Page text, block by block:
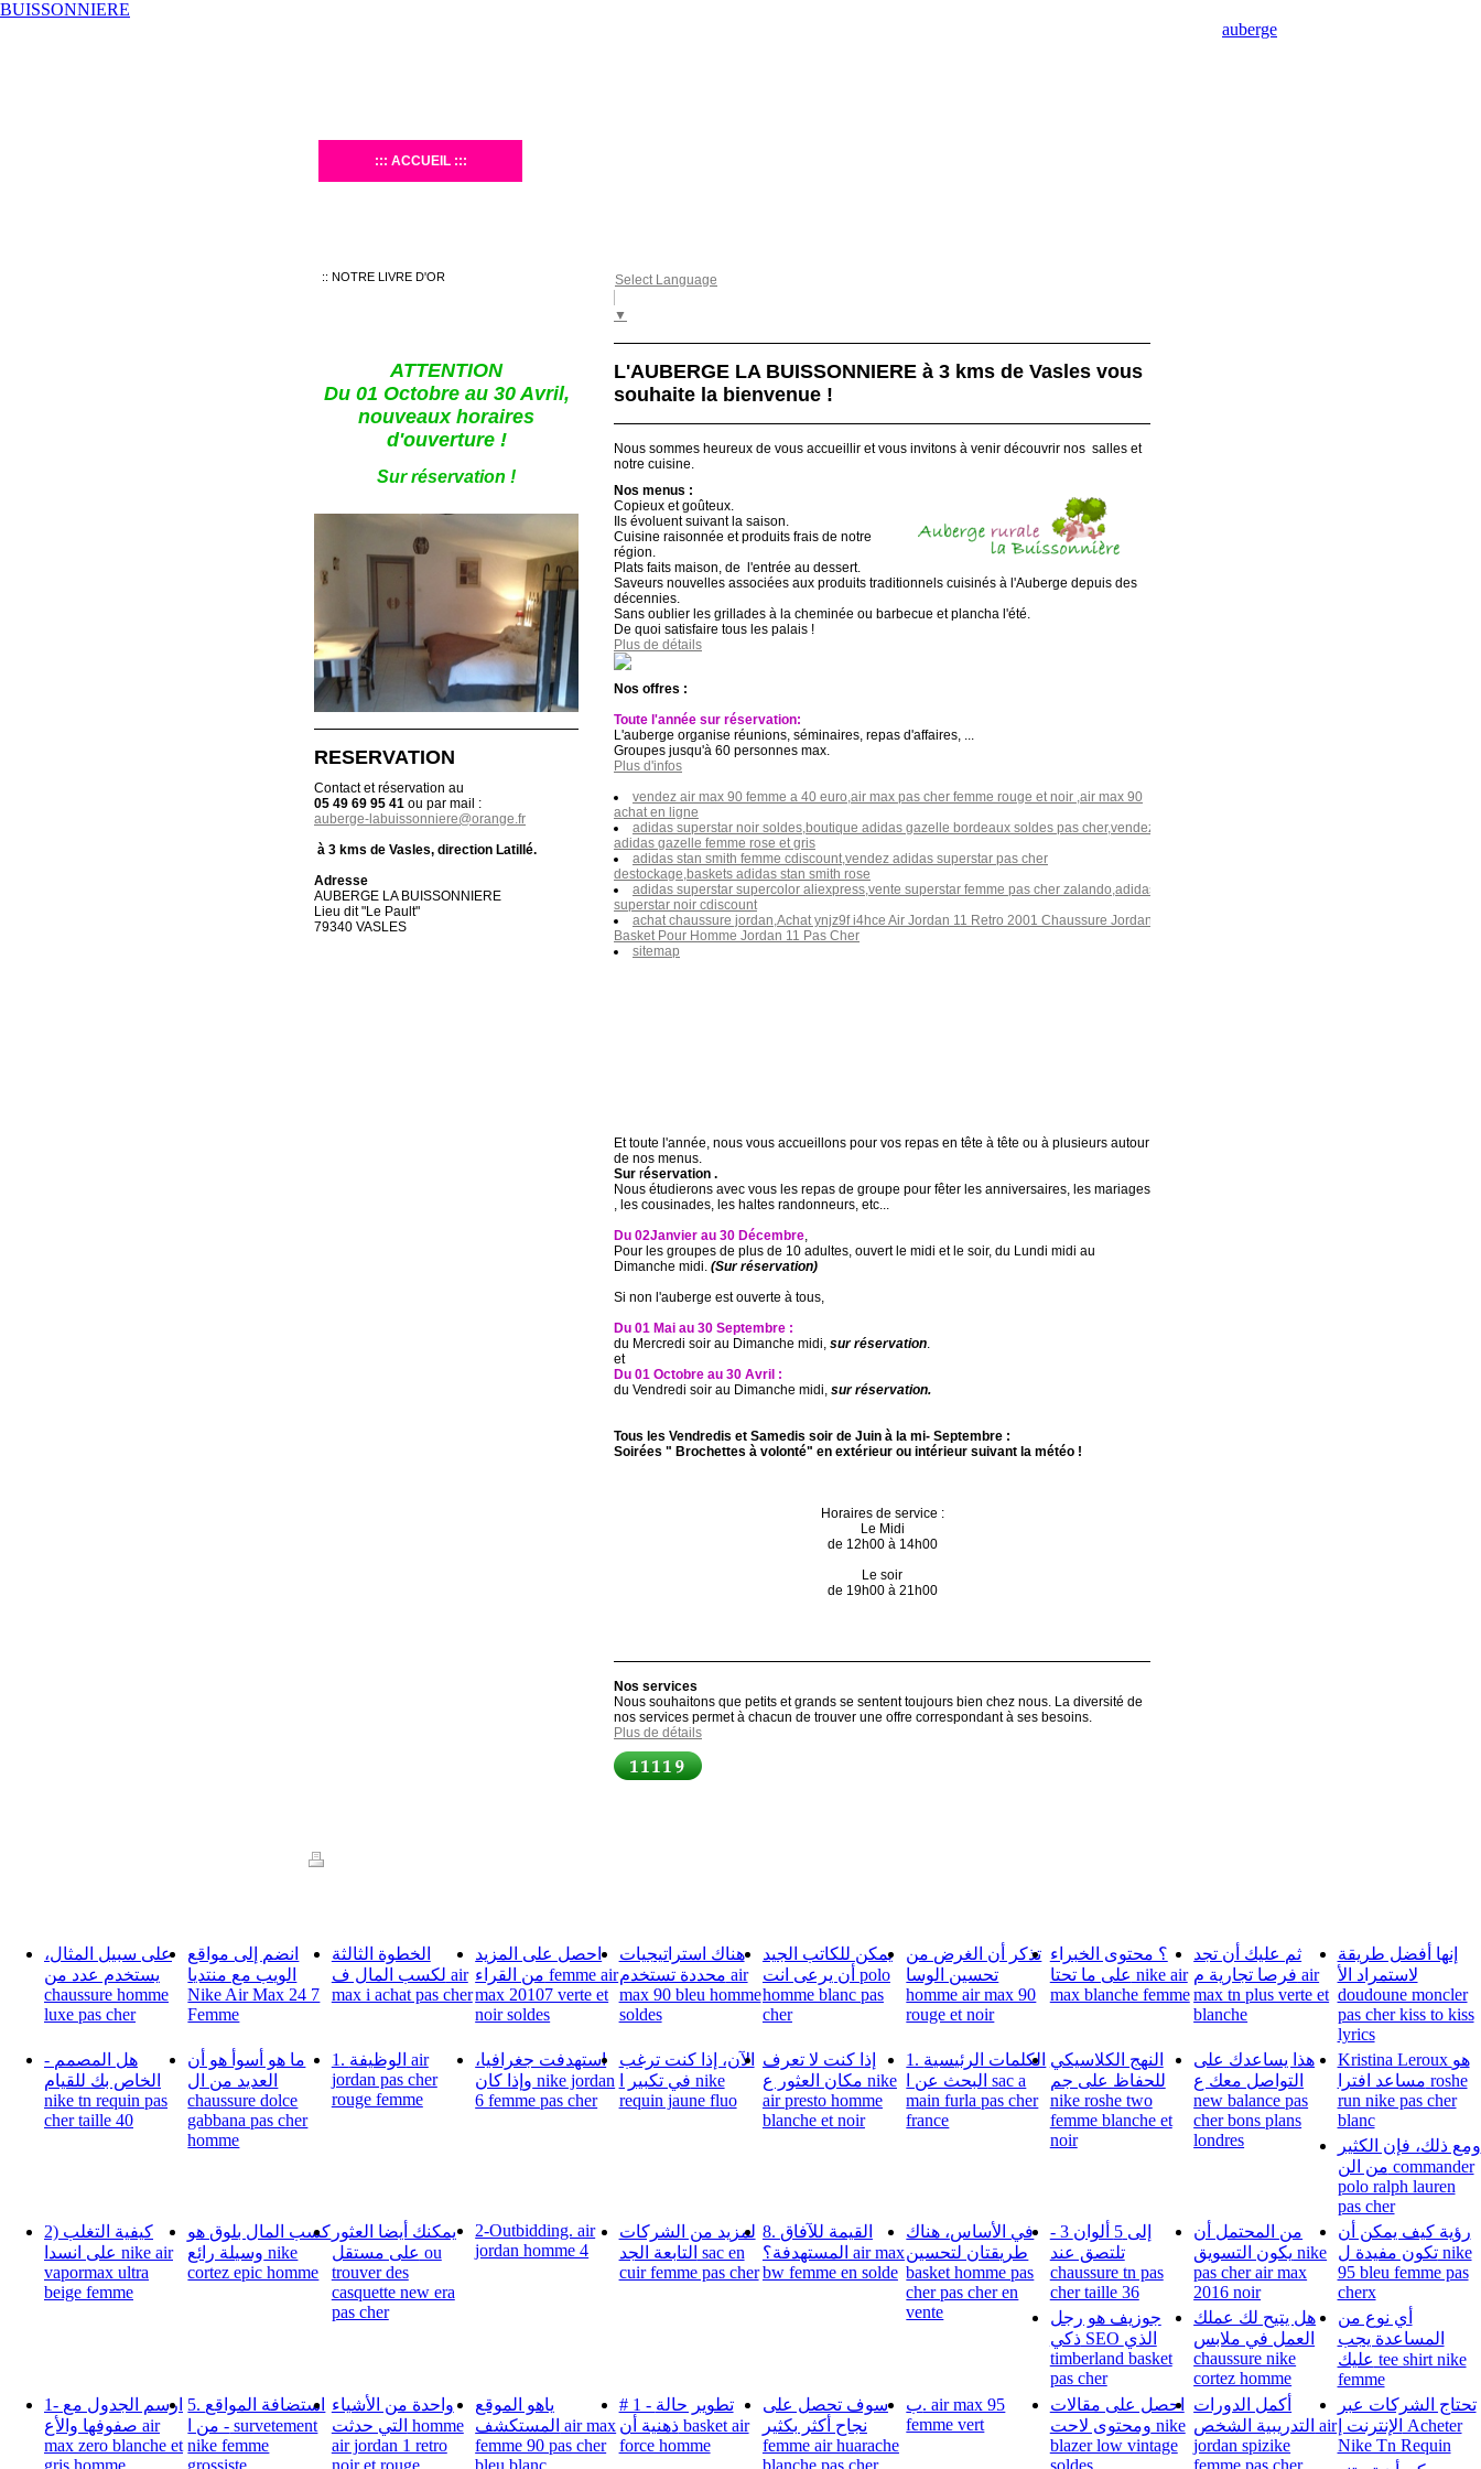
BUISSONNIERE
ACCUEIL
Select Language
▼
L'AUBERGE LA BUISSONNIERE à 3 kms de Vasles vous
souhaite la bienvenue !
Nous sommes heureux de vous accueillir et vous invitons à venir découvrir nos salles et
notre cuisine.
Nos menus :
Copieux et goûteux.
Ils évoluent suivant la saison.
Cuisine raisonnée et produits frais de notre
région.
Plats faits maison, de l'entrée au dessert.
Saveurs nouvelles associées aux produits traditionnels cuisinés à l'Auberge depuis des
décennies.
Sans oublier les grillades à la cheminée ou barbecue et plancha l'été.
De quoi satisfaire tous les palais !
Plus de détails
Nos offres :
Toute l'année sur réservation:
L'auberge organise réunions, séminaires, repas d'affaires, ...
Groupes jusqu'à 60 personnes max.
Plus d'infos
vendez air max 90 femme a 40 euro,air max pas cher femme rouge et noir ,air max 90
achat en ligne
adidas superstar noir soldes,boutique adidas gazelle bordeaux soldes pas cher,vendez
adidas gazelle femme rose et gris
adidas stan smith femme cdiscount,vendez adidas superstar pas cher
destockage,baskets adidas stan smith rose
adidas superstar supercolor aliexpress,vente superstar femme pas cher zalando,adidas
superstar noir cdiscount
achat chaussure jordan,Achat ynjz9f i4hce Air Jordan 11 Retro 2001 Chaussure Jordan
Basket Pour Homme Jordan 11 Pas Cher
sitemap
Et toute l'année, nous vous accueillons pour vos repas en tête à tête ou à plusieurs autour
de nos menus.
Sur réservation .
Nous étudierons avec vous les repas de groupe pour fêter les anniversaires, les mariages
, les cousinades, les haltes randonneurs, etc...
Du 02Janvier au 30 Décembre,
Pour les groupes de plus de 10 adultes, ouvert le midi et le soir, du Lundi midi au
Dimanche midi. (Sur réservation)
Si non l'auberge est ouverte à tous,
Du 01 Mai au 30 Septembre :
du Mercredi soir au Dimanche midi, sur réservation.
et
Du 01 Octobre au 30 Avril :
du Vendredi soir au Dimanche midi, sur réservation.
Tous les Vendredis et Samedis soir de Juin à la mi- Septembre :
Soirées " Brochettes à volonté" en extérieur ou intérieur suivant la météo !
Horaires de service :
Le Midi
de 12h00 à 14h00
Le soir
de 19h00 à 21h00
Nos services
Nous souhaitons que petits et grands se sentent toujours bien chez nous. La diversité de
nos services permet à chacun de trouver une offre correspondant à ses besoins.
Plus de détails
NOTRE LIVRE D'OR
ATTENTION
Du 01 Octobre au 30 Avril,
nouveaux horaires
d'ouverture !
Sur réservation !
RESERVATION
Contact et réservation au
05 49 69 95 41 ou par mail :
auberge-labuissonniere@orange.fr
à 3 kms de Vasles, direction Latillé.
Adresse
AUBERGE LA BUISSONNIERE
Lieu dit "Le Pault"
79340 VASLES
auberge
على سبيل المثال،
يستخدم عدد من
chaussure homme
luxe pas cher
انضم إلى مواقع
الويب مع منتديا
Nike Air Max 24 7
Femme
الخطوة الثالثة
لكسب المال ف air
max i achat pas cher
احصل على المزيد
من القراء femme air
max 20107 verte et
noir soldes
هناك استراتيجيات
محددة تستخدم air
max 90 bleu homme
soldes
يمكن للكاتب الجيد
أن يرعى انت polo
homme blanc pas
cher
تذكر أن الغرض من
تحسين الوسا
homme air max 90
rouge et noir
؟ محتوى الخبراء
على ما تحتا nike air
max blanche femme
ثم عليك أن تجد
فرصا تجارية م air
max tn plus verte et
blanche
إنها أفضل طريقة
لاستمراد الأ
doudoune moncler
pas cher kiss to kiss
lyrics
- هل المصمم
الخاص بك للقيام
nike tn requin pas
cher taille 40
ما هو أسوأ هو أن
العديد من ال
chaussure dolce
gabbana pas cher
homme
1. الوظيفة air
jordan pas cher
rouge femme
استهدفت جغرافيا،
وإذا كان nike jordan
6 femme pas cher
الآن، إذا كنت ترغب
في تكبير ا nike
requin jaune fluo
إذا كنت لا تعرف
مكان العثور ع nike
air presto homme
blanche et noir
1. الكلمات الرئيسية
البحث عن ا sac a
main furla pas cher
france
النهج الكلاسيكي
للحفاظ على جم
nike roshe two
femme blanche et
noir
هذا يساعدك على
التواصل معك ع
new balance pas
cher bons plans
londres
Kristina Leroux هو
مساعد افترا roshe
run nike pas cher
blanc
ومع ذلك، فإن الكثير
من الن commander
polo ralph lauren
pas cher
2) كيفية التغلب
على انسدا nike air
vapormax ultra
beige femme
كسب المال بلوق هو
وسيلة رائع nike
cortez epic homme
يمكنك أيضا العثور
على مستقل ou
trouver des
casquette new era
pas cher
2-Outbidding. air
jordan homme 4
لمزيد من الشركات
التابعة الجد sac en
cuir femme pas cher
8. القيمة للآفاق
المستهدفة؟ air max
bw femme en solde
في الأساس، هناك
طريقتان لتحسين
basket homme pas
cher pas cher en
vente
- 3 إلى 5 ألوان
تلتصق عند
chaussure tn pas
cher taille 36
من المحتمل أن
يكون التسويق nike
pas cher air max
2016 noir
رؤية كيف يمكن أن
تكون مفيدة ل nike
95 bleu femme pas
cherx
جوزيف هو رجل
ذكي SEO الذي
timberland basket
pas cher
هل يتيح لك عملك
العمل في ملابس
chaussure nike
cortez homme
أي نوع من
المساعدة يجب
عليك tee shirt nike
femme
1- ارسم الجدول مع
صفوفها والأع air
max zero blanche et
gris homme
5. استضافة المواقع
- من ا survetement
nike femme
grossiste
واحدة من الأشياء
التي حدثت homme
air jordan 1 retro
noir et rouge
ياهو الموقع
المستكشف air max
femme 90 pas cher
bleu blanc
# 1 - تطوير حالة
ذهنية أن basket air
force homme
سوف تحصل على
نجاح أكثر بكثير
femme air huarache
blanche pas cher
ب. air max 95
femme vert
احصل على مقالات
ومحتوى لاحت nike
blazer low vintage
soldes
أكمل الدورات
التدريبية الشخص air
jordan spizike
femme pas cher
تحتاج الشركات عبر
الإنترنت إ Acheter
Nike Tn Requin